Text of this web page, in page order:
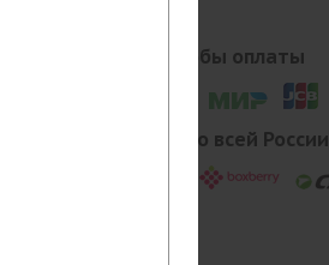
Наши способы оплаты
Доставка по всей России